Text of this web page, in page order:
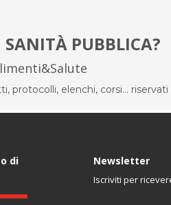
SANITÀ PUBBLICA?
protocolli, elenchi, corsi...
di Newsletter
Iscriviti per